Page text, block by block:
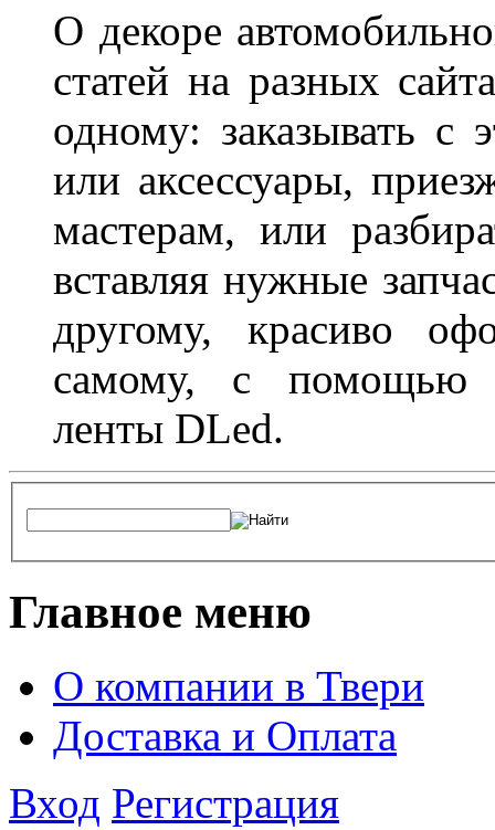
О декоре
статей на разных
одному: заказывать с
или аксессуары,
мастерам, или
вставляя нужные
другому, красиво
самому, с помощью
ленты DLed.
Главное меню
О компании в Твери
Доставка и Оплата
Вход Регистрация